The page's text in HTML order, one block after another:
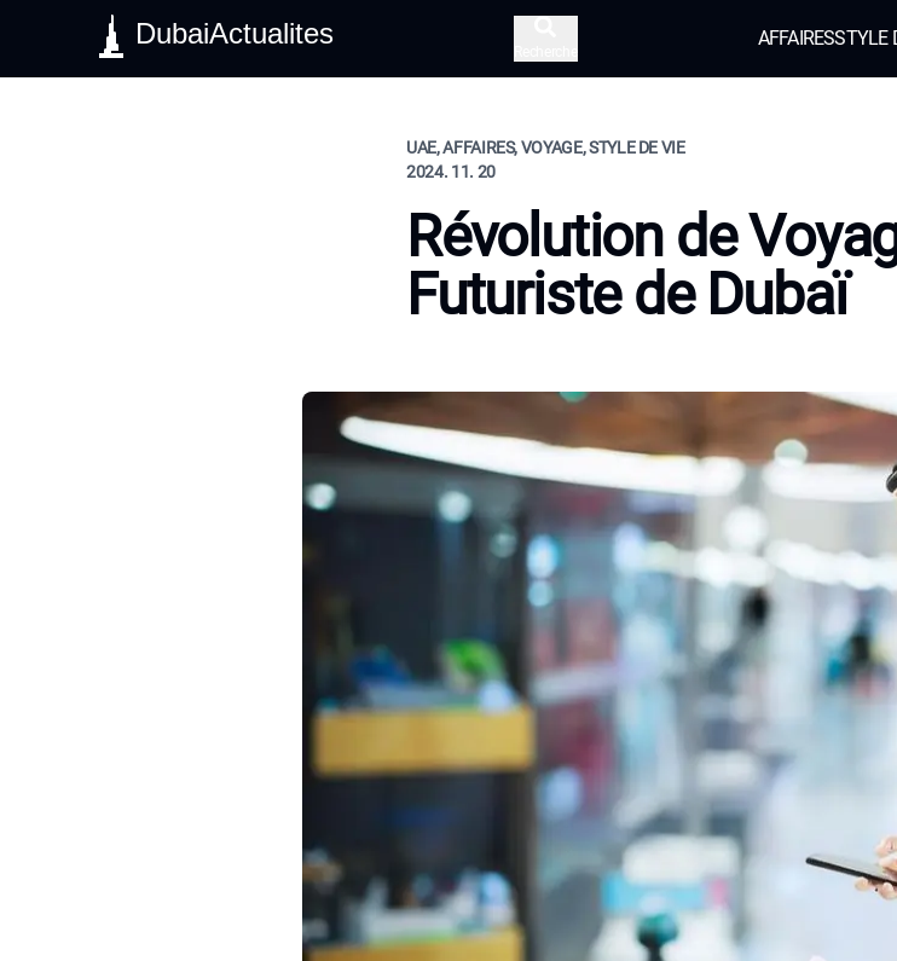
DubaiActualites AFFAIRESSTYLE
UAE, AFFAIRES, VOYAGE, STYLE DE VIE
2024. 11. 20
Révolution de
Futuriste de Dubaï